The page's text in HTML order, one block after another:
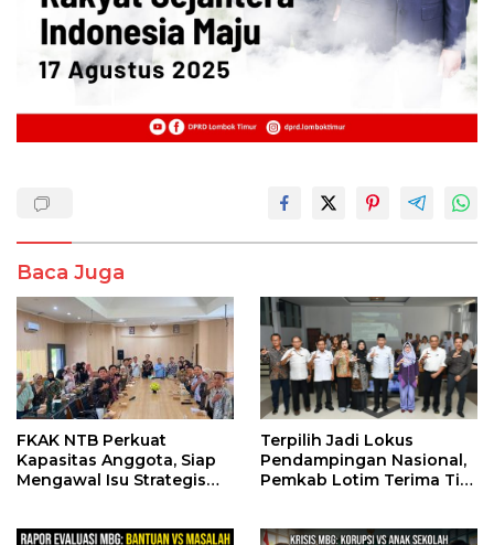
Baca Juga
FKAK NTB Perkuat
Kapasitas Anggota, Siap
Mengawal Isu Strategis
Terpilih Jadi Lokus
Pendampingan Nasional,
Pemkab Lotim Terima Tim